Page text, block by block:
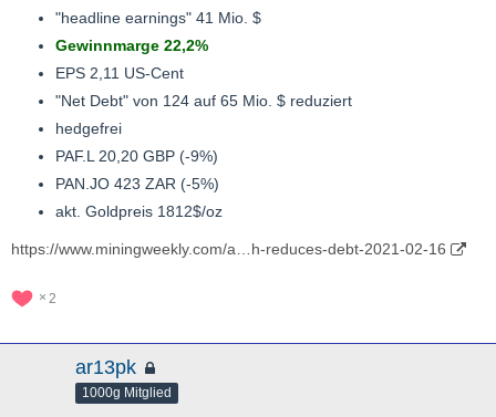
"headline earnings" 41 Mio. $
Gewinnmarge 22,2%
EPS 2,11 US-Cent
"Net Debt" von 124 auf 65 Mio. $ reduziert
hedgefrei
PAF.L 20,20 GBP (-9%)
PAN.JO 423 ZAR (-5%)
akt. Goldpreis 1812$/oz
https://www.miningweekly.com/a…h-reduces-debt-2021-02-16
2
ar13pk
1000g Mitglied